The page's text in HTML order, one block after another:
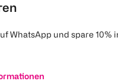
WhatsApp und spare 10%